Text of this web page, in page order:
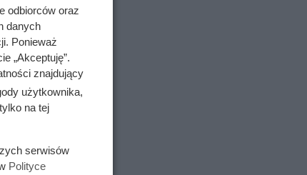
w
odbiorców oraz
danych
Ponieważ
„Akceptuję”.
znajdujący
użytkownika,
na tej
serwisów
Polityce